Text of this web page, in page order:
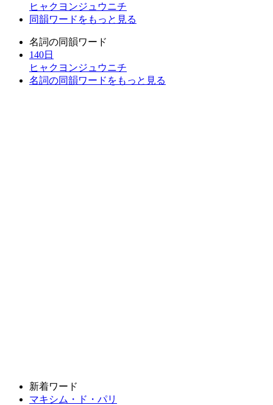
ヒャクヨンジュウニチ
同韻ワードをもっと見る
名詞の同韻ワード
140日
ヒャクヨンジュウニチ
名詞の同韻ワードをもっと見る
新着ワード
マキシム・ド・パリ